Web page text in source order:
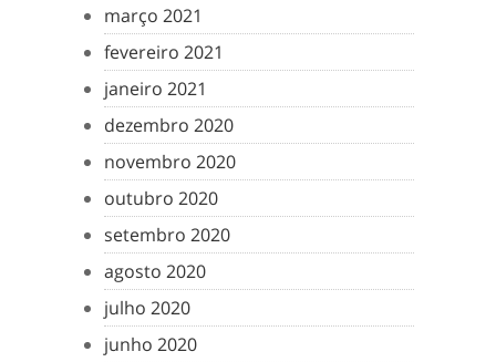
março 2021
fevereiro 2021
janeiro 2021
dezembro 2020
novembro 2020
outubro 2020
setembro 2020
agosto 2020
julho 2020
junho 2020